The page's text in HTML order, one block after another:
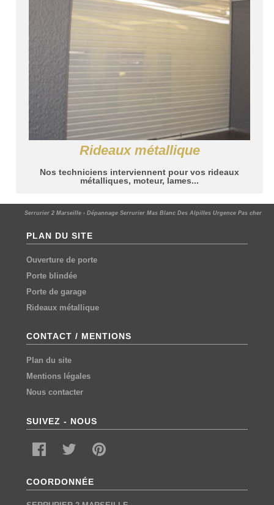
Rideaux métallique
Nos techniciens interviennent pour vos rideaux
métalliques, moteur, lames...
Serrurier 2 Marseille › Dépannage Serrurier Mas Blanc Des Alpilles Urgence Pas cher
PLAN DU SITE
Ouverture de porte
Porte blindée
Porte de garage
Rideaux métallique
CONTACT / MENTIONS
Plan du site
Mentions légales
Nous contacter
SUIVEZ - NOUS
COORDONNÉE